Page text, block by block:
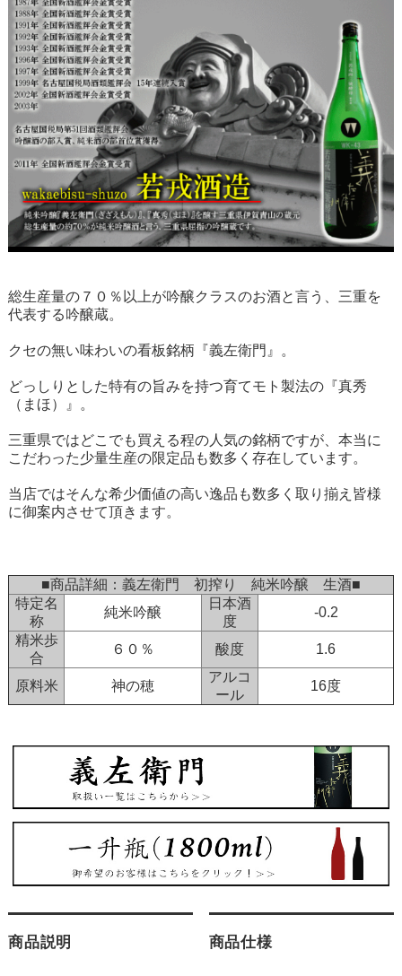
総生産量の７０％以上が吟醸クラスのお酒と言う、三重を
代表する吟醸蔵。
クセの無い味わいの看板銘柄『義左衛門』。
どっしりとした特有の旨みを持つ育てモト製法の『真秀
（まほ）』。
三重県ではどこでも買える程の人気の銘柄ですが、本当に
こだわった少量生産の限定品も数多く存在しています。
当店ではそんな希少価値の高い逸品も数多く取り揃え皆様
に御案内させて頂きます。
■商品詳細：義左衛門 初搾り 純米吟醸 生酒■
特定名
称
純米吟醸
日本酒
度
-0.2
精米歩
合
６０％ 酸度 1.6
原料米 神の穂
アルコ
ール
16度
商品説明 商品仕様